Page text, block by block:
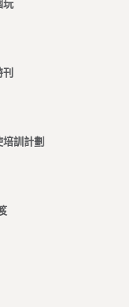
玩
訓計劃